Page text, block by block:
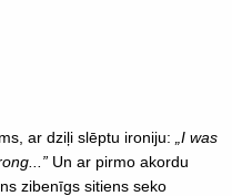
ar dziļi slēptu ironiju:
„I was
Un ar pirmo akordu
zibenīgs sitiens seko